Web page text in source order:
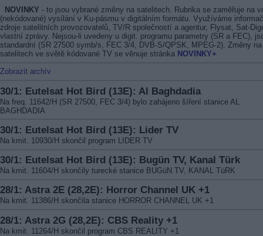
NOVINKY - to jsou vybrané změny na satelitech. Rubrika se zaměřuje na
(nekódované) vysílání v Ku-pásmu v digitálním formátu. Využíváme
zdroje satelitních provozovatelů, TV/R společností a agentur, Flysat, Sat-
vlastní zprávy. Nejsou-li uvedeny u digit. programu parametry (SR a FEC),
standardní (SR 27500 symb/s, FEC 3/4, DVB-S/QPSK, MPEG-2). Změny na
satelitech ve světě kódované TV se věnuje stránka NOVINKY+
Zobrazit archív
30/1: Eutelsat Hot Bird (13E): Al Baghdadia
Na freq. 11642/H (SR 27500, FEC 3/4) bylo zahájeno šíření stanice AL
BAGHDADIA
30/1: Eutelsat Hot Bird (13E): Lider TV
Na kmit. 10930/H skončil program LIDER TV
30/1: Eutelsat Hot Bird (13E): Bugün TV, Kanal Türk
Na kmit. 11604/H skončily turecké stanice BUGüN TV, KANAL TüRK
28/1: Astra 2E (28,2E): Horror Channel UK +1
Na kmit. 11386/H skončila stanice HORROR CHANNEL UK +1
28/1: Astra 2G (28,2E): CBS Reality +1
Na kmit. 11264/H skončil program CBS REALITY +1